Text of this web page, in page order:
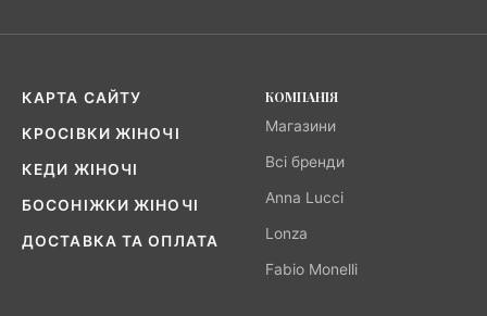
КАРТА САЙТУ
КРОСІВКИ ЖІНОЧІ
КЕДИ ЖІНОЧІ
БОСОНІЖКИ ЖІНОЧІ
ДОСТАВКА ТА ОПЛАТА
КОМПАНІЯ
Магазини
Всі бренди
Anna Lucci
Lonza
Fabio Monelli